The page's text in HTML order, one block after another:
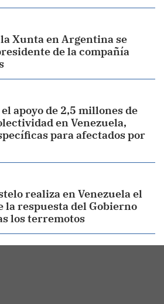
Xunta en Argentina se
de la compañía
apoyo de 2,5 millones de
en Venezuela,
para afectados por
realiza en Venezuela el
la respuesta del Gobierno
los terremotos